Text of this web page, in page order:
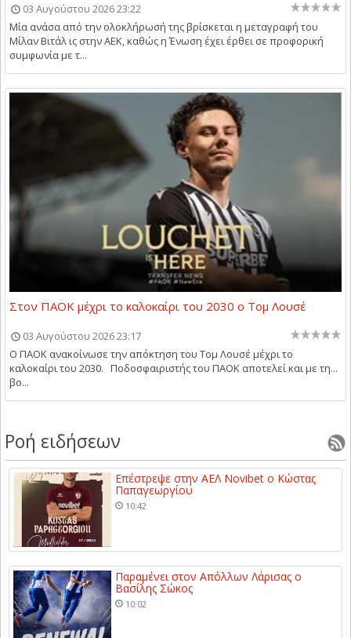
03 Αυγούστου 2026 23:22
Μία ανάσα από την ολοκλήρωσή της βρίσκεται η μεταγραφή του
Μίλαν Βιτάλ ις στην ΑΕΚ, καθώς η Ένωση έχει έρθει σε προφορική
συμφωνία με τ...
Στον ΠΑΟΚ μέχρι το καλοκαίρι του 2030 ο Τομ Λουσέ
03 Αυγούστου 2026 23:17
Ο ΠΑΟΚ ανακοίνωσε την απόκτηση του Τομ Λουσέ μέχρι το
καλοκαίρι του 2030. Ποδοσφαιριστής του ΠΑΟΚ αποτελεί και με τη...
βο...
Ροή ειδήσεων
Επέστρεψε στην ΑΕΛ Novibet ο Κώστας
Παπαγεωργίου
10:42
Παραμένει στον Απόλλων Λάρισας ο
Βασίλης Σώκος
10:02